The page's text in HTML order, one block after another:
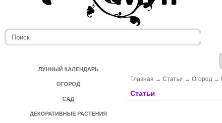
ЛУННЫЙ КАЛЕНДАРЬ
ОГОРОД
САД
ДЕКОРАТИВНЫЕ РАСТЕНИЯ
Главная → Статьи → Огород →
Статьи